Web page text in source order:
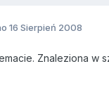
16 Sierpień 2008
Znaleziona w